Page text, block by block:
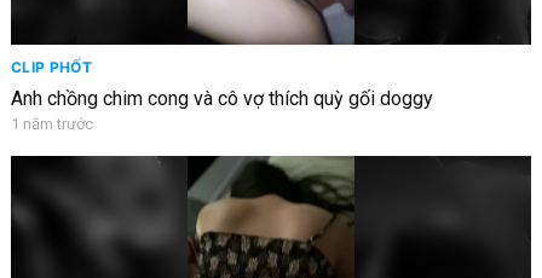
CLIP PHỐT
Anh chồng chim cong và cô vợ thích quỳ gối doggy
1 năm trước